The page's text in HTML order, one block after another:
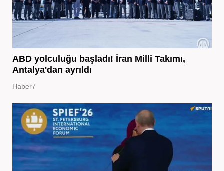
ABD yolculuğu başladı! İran Milli Takımı,
Antalya'dan ayrıldı
Haber7